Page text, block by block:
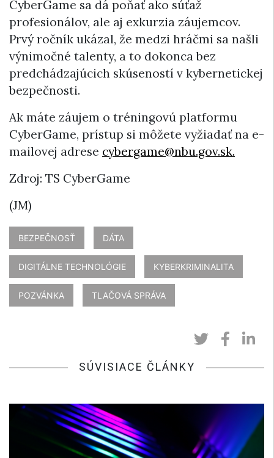
CyberGame sa dá poňať ako súťaž
profesionálov, ale aj exkurzia záujemcov.
Prvý ročník ukázal, že medzi hráčmi sa našli
výnimočné talenty, a to dokonca bez
predchádzajúcich skúseností v kybernetickej
bezpečnosti.
Ak máte záujem o tréningovú platformu
CyberGame, prístup si môžete vyžiadať na e-
mailovej adrese cybergame@nbu.gov.sk.
Zdroj: TS CyberGame
(JM)
BEZPEČNOSŤ DÁTA
DIGITÁLNE TECHNOLÓGIE KYBERKRIMINALITA
POZVÁNKA TLAČOVÁ SPRÁVA
SÚVISIACE ČLÁNKY